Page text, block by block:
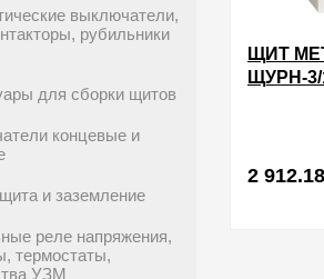
выключатели,
рубильники
для сборки щитов
концевые и
и заземление
реле напряжения,
термостаты,
УЗМ
ЩИТ
ЩУРН-3/
2